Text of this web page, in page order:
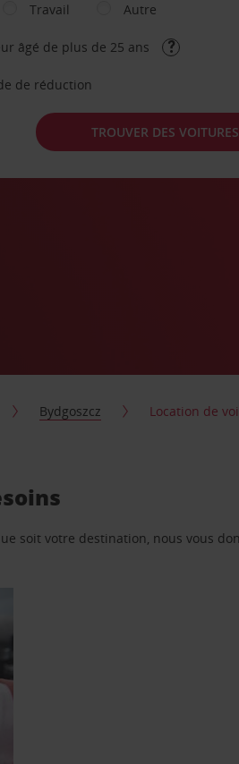
Travail Autre
âgé de plus de 25 ans
de réduction
TROUVER DES VOITURES
Bydgoszcz Location de
soit votre destination, nous vous